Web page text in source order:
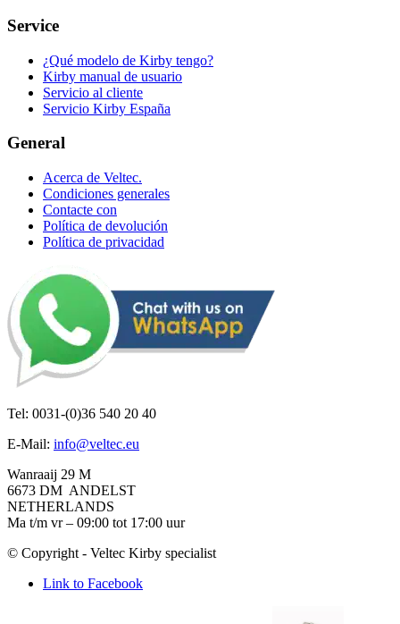
Service
¿Qué modelo de Kirby tengo?
Kirby manual de usuario
Servicio al cliente
Servicio Kirby España
General
Acerca de Veltec.
Condiciones generales
Contacte con
Política de devolución
Política de privacidad
Tel: 0031-(0)36 540 20 40
E-Mail: info@veltec.eu
Wanraaij 29 M
6673 DM ANDELST
NETHERLANDS
Ma t/m vr – 09:00 tot 17:00 uur
© Copyright - Veltec Kirby specialist
Link to Facebook